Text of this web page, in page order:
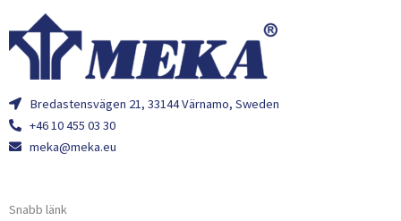
Bredastensvägen 21, 33144 Värnamo, Sweden
+46 10 455 03 30
meka@meka.eu
Snabb länk